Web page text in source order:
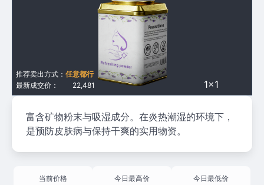
1×1
最新成交价： 22,481
推荐卖出方式： 任意都行
富含矿物粉末与吸湿成分。在炎热潮湿的环境下，
是预防皮肤病与保持干爽的实用物资。
当前价格 今日最高价 今日最低价